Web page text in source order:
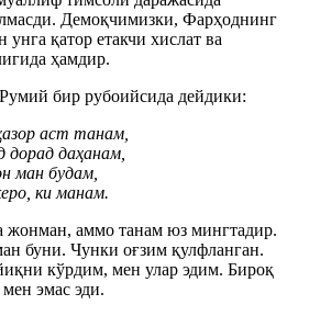
Демоқчимизки, Фарҳоднинг
қатор етакчи хислат ва
ҳамдир.
бир рубоийсида дейдики:
аст танам,
дорад даҳанам,
ман будам,
ки манам.
аммо танам юз мингтадир.
буни. Чунки оғзим қулфланган.
кўрдим, мен улар эдим. Бироқ
эмас эди.